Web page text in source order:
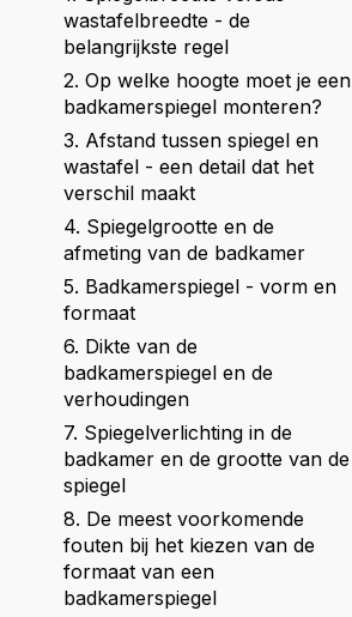
wastafelbreedte - de
belangrijkste regel
2. Op welke hoogte moet je een
badkamerspiegel monteren?
3. Afstand tussen spiegel en
wastafel - een detail dat het
verschil maakt
4. Spiegelgrootte en de
afmeting van de badkamer
5. Badkamerspiegel - vorm en
formaat
6. Dikte van de
badkamerspiegel en de
verhoudingen
7. Spiegelverlichting in de
badkamer en de grootte van de
spiegel
8. De meest voorkomende
fouten bij het kiezen van de
formaat van een
badkamerspiegel